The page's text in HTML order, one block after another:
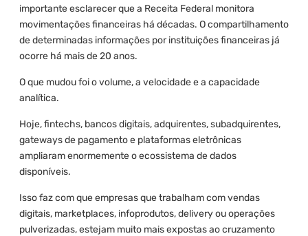
importante esclarecer que a Receita Federal monitora
movimentações financeiras há décadas. O compartilhamento
de determinadas informações por instituições financeiras já
ocorre há mais de 20 anos.
O que mudou foi o volume, a velocidade e a capacidade
analítica.
Hoje, fintechs, bancos digitais, adquirentes, subadquirentes,
gateways de pagamento e plataformas eletrônicas
ampliaram enormemente o ecossistema de dados
disponíveis.
Isso faz com que empresas que trabalham com vendas
digitais, marketplaces, infoprodutos, delivery ou operações
pulverizadas, estejam muito mais expostas ao cruzamento